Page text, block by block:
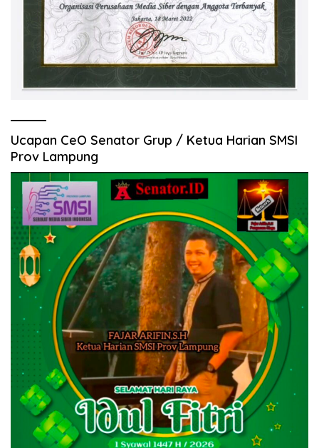
Ucapan CeO Senator Grup / Ketua Harian SMSI
Prov Lampung